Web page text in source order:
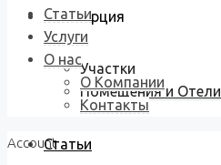
Коммерция
Участки
Помещения и Отели
Статьи
Статьи
Услуги
О нас
О Компании
Контакты
Account